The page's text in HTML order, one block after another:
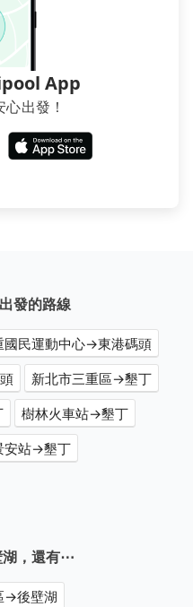
App
出發！
發的路線
國民運動中心→東港碼頭
新北市三重區→墾丁
樹林火車站→墾丁
安站→墾丁
湖，還有⋯
→後壁湖